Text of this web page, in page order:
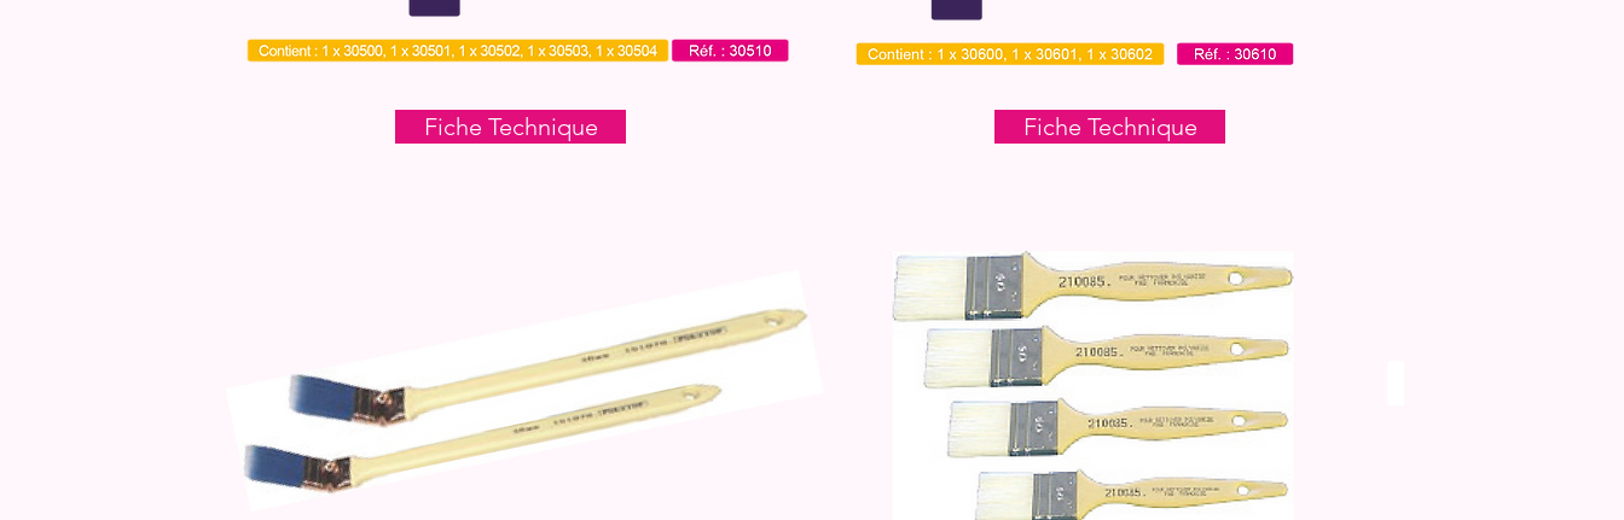
Fiche Technique Fiche Technique